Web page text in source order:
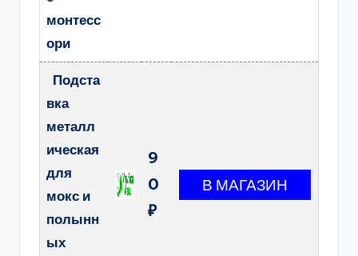
монтесс
ори
Подста
вка
металл
ическая
для
мокс и
полынн
ых
9
0
₽